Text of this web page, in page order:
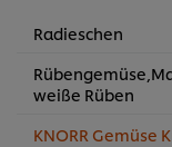
Radieschen
weiße Rüben
KNORR Gemüse